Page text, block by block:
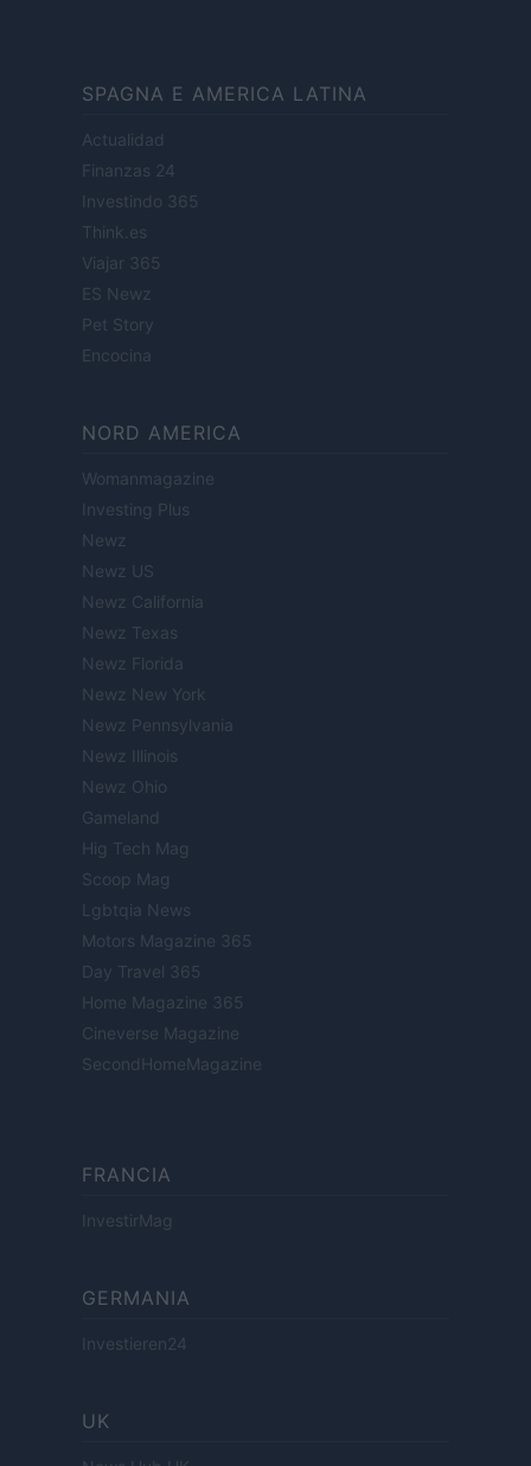
SPAGNA E AMERICA LATINA
Actualidad
Finanzas 24
Investindo 365
Think.es
Viajar 365
ES Newz
Pet Story
Encocina
NORD AMERICA
Womanmagazine
Investing Plus
Newz
Newz US
Newz California
Newz Texas
Newz Florida
Newz New York
Newz Pennsylvania
Newz Illinois
Newz Ohio
Gameland
Hig Tech Mag
Scoop Mag
Lgbtqia News
Motors Magazine 365
Day Travel 365
Home Magazine 365
Cineverse Magazine
SecondHomeMagazine
FRANCIA
InvestirMag
GERMANIA
Investieren24
UK